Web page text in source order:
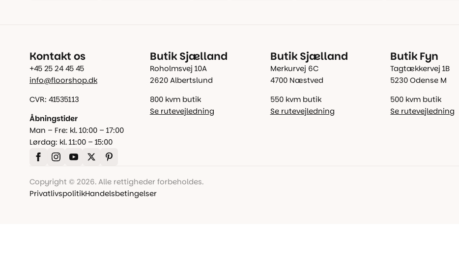
Kontakt os
+45 25 24 45 45
info@floorshop.dk
CVR: 41535113
Åbningstider
Man – Fre: kl. 10:00 – 17:00
Lørdag: kl. 11:00 – 15:00
Butik Sjælland
Roholmsvej 10A
2620 Albertslund
800 kvm butik
Se rutevejledning
Butik Sjælland
Merkurvej 6C
4700 Næstved
550 kvm butik
Se rutevejledning
Butik Fyn
Tagtækkervej 1B
5230 Odense M
500 kvm butik
Se rutevejledning
Copyright © 2026. Alle rettigheder forbeholdes.
PrivatlivspolitikHandelsbetingelser